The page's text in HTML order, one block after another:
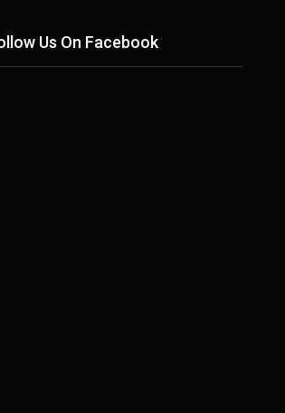
Us On Facebook